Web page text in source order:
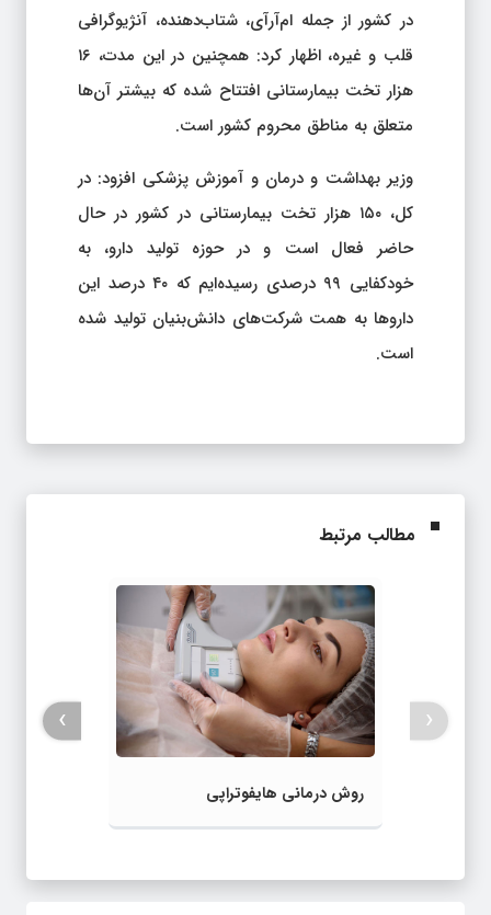
در کشور از جمله ام‌آر‌آی، شتاب‌دهنده، آنژیوگرافی
قلب و غیره، اظهار کرد: همچنین در این مدت، ۱۶
هزار تخت بیمارستانی افتتاح شده که بیشتر آن‌ها
متعلق به مناطق محروم کشور است.
وزیر بهداشت و درمان و آموزش پزشکی افزود: در
کل، ۱۵۰ هزار تخت بیمارستانی در کشور در حال
حاضر فعال است و در حوزه تولید دارو، به
خودکفایی ۹۹ درصدی رسیده‌ایم که ۴۰ درصد این
داروها به همت شرکت‌های دانش‌بنیان تولید شده
است.
مطالب مرتبط
روش درمانی هایفوتراپی
‹
›